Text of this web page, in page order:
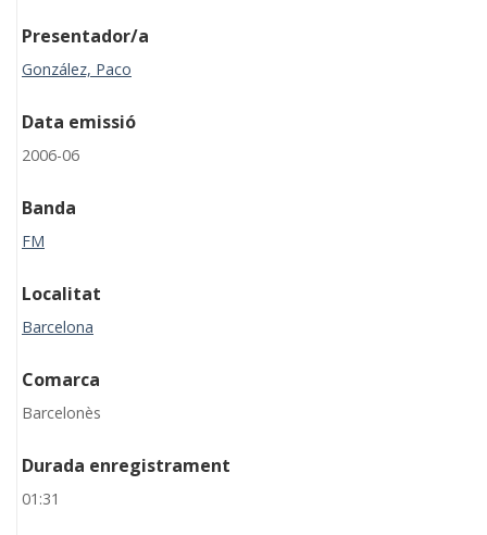
Presentador/a
González, Paco
Data emissió
2006-06
Banda
FM
Localitat
Barcelona
Comarca
Barcelonès
Durada enregistrament
01:31